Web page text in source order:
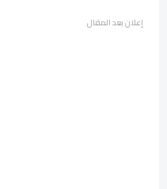
إعلان بعد المقال